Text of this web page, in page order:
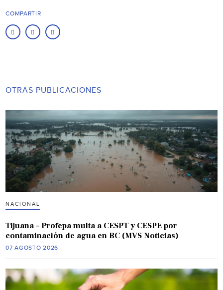
COMPARTIR
OTRAS PUBLICACIONES
NACIONAL
Tijuana – Profepa multa a CESPT y CESPE por
contaminación de agua en BC (MVS Noticias)
07 AGOSTO 2026